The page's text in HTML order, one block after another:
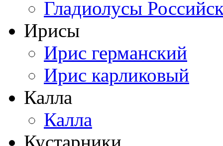
Гладиолусы
Ирисы
Ирис германский
Ирис карликовый
Калла
Калла